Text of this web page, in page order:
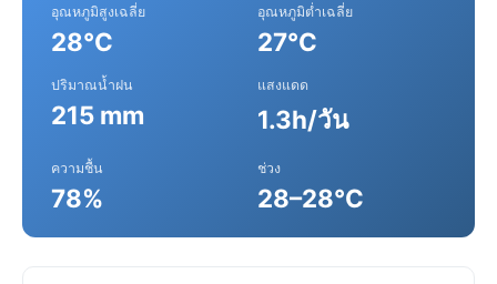
อุณหภูมิสูงเฉลี่ย
28°C
อุณหภูมิต่ำเฉลี่ย
27°C
ปริมาณน้ำฝน
215 mm
แสงแดด
1.3h/วัน
ความชื้น
78%
ช่วง
28–28°C